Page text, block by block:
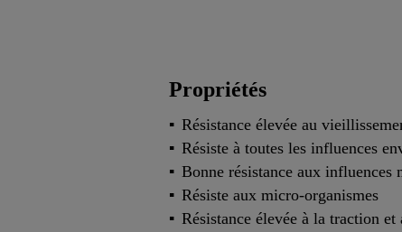
Propriétés
Résistance élevée au
Résiste à toutes les influences
Bonne résistance aux influences
Résiste aux micro-organismes
Résistance élevée à la traction